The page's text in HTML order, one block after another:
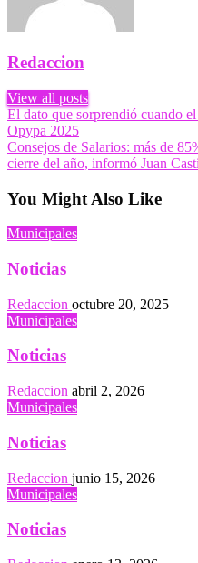
Redaccion
View all posts
Navegación
de
entradas
Previous
Post
El dato que sorprendió cuando
Opypa 2025
Next
Post
Consejos de Salarios: más de
cierre del año, informó Juan
You Might Also Like
Municipales
Noticias
Redaccion octubre 20, 2025
Municipales
Noticias
Redaccion abril 2, 2026
Municipales
Noticias
Redaccion junio 15, 2026
Municipales
Noticias